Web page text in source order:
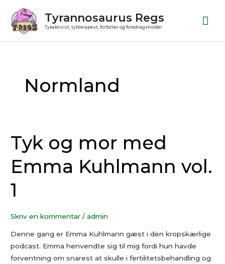
indholdet
Tyrannosaurus Regs
Tykaktivist, tykterapeut, forfatter og foredragsholder
Normland
Tyk og mor med
Emma Kuhlmann vol.
1
Skriv en kommentar /admin
Denne gang er Emma Kuhlmann gæst i den kropskærlige
podcast. Emma henvendte sig til mig fordi hun havde
forventning om snarest at skulle i fertilitetsbehandling og
Tyk
og
mor
med
Emma
Kuhlmann
1